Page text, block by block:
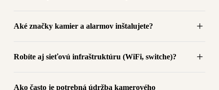
Aké značky kamier a alarmov inštalujete?
Robíte aj sieťovú infraštruktúru (WiFi, switche)?
Ako často je potrebná údržba kamerového